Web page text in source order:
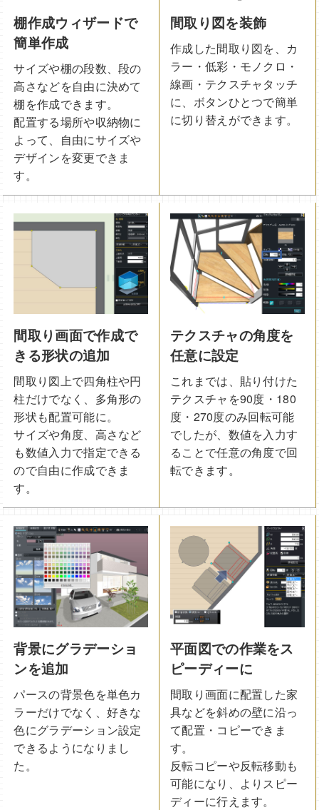
棚作成ウィザードで
簡単作成
サイズや棚の段数、段の
高さなどを自由に決めて
棚を作成できます。
配置する場所や収納物に
よって、自由にサイズや
デザインを変更できま
す。
間取り図を装飾
作成した間取り図を、カ
ラー・低彩・モノクロ・
線画・テクスチャタッチ
に、ボタンひとつで簡単
に切り替えができます。
間取り画面で作成で
きる形状の追加
間取り図上で四角柱や円
柱だけでなく、多角形の
形状も配置可能に。
サイズや角度、高さなど
も数値入力で指定できる
ので自由に作成できま
す。
テクスチャの角度を
任意に設定
これまでは、貼り付けた
テクスチャを90度・180
度・270度のみ回転可能
でしたが、数値を入力す
ることで任意の角度で回
転できます。
背景にグラデーショ
ンを追加
パースの背景色を単色カ
ラーだけでなく、好きな
色にグラデーション設定
できるようになりまし
た。
平面図での作業をス
ピーディーに
間取り画面に配置した家
具などを斜めの壁に沿っ
て配置・コピーできま
す。
反転コピーや反転移動も
可能になり、よりスピー
ディーに行えます。